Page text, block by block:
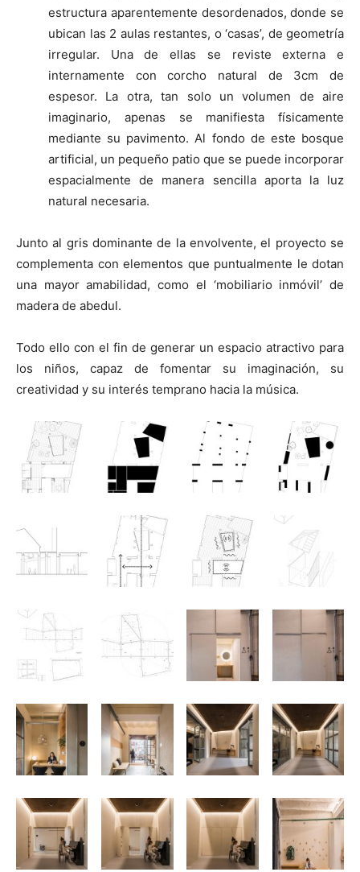
estructura aparentemente desordenados, donde se
ubican las 2 aulas restantes, o ‘casas’, de geometría
irregular. Una de ellas se reviste externa e
internamente con corcho natural de 3cm de
espesor. La otra, tan solo un volumen de aire
imaginario, apenas se manifiesta físicamente
mediante su pavimento. Al fondo de este bosque
artificial, un pequeño patio que se puede incorporar
espacialmente de manera sencilla aporta la luz
natural necesaria.
Junto al gris dominante de la envolvente, el proyecto se
complementa con elementos que puntualmente le dotan
una mayor amabilidad, como el ‘mobiliario inmóvil’ de
madera de abedul.
Todo ello con el fin de generar un espacio atractivo para
los niños, capaz de fomentar su imaginación, su
creatividad y su interés temprano hacia la música.